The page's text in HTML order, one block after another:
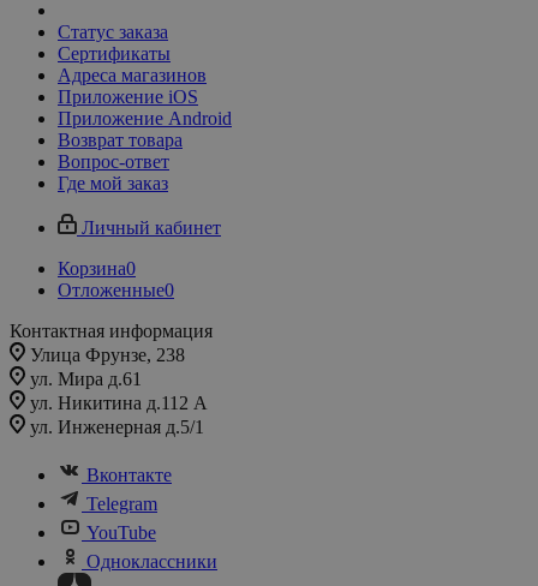
Статус заказа
Сертификаты
Адреса магазинов
Приложение iOS
Приложение Android
Возврат товара
Вопрос-ответ
Где мой заказ
Личный кабинет
Корзина0
Отложенные0
Контактная информация
Улица Фрунзе, 238​
ул. Мира д.61
ул. Никитина д.112 А
ул. Инженерная д.5/1
Вконтакте
Telegram
YouTube
Одноклассники